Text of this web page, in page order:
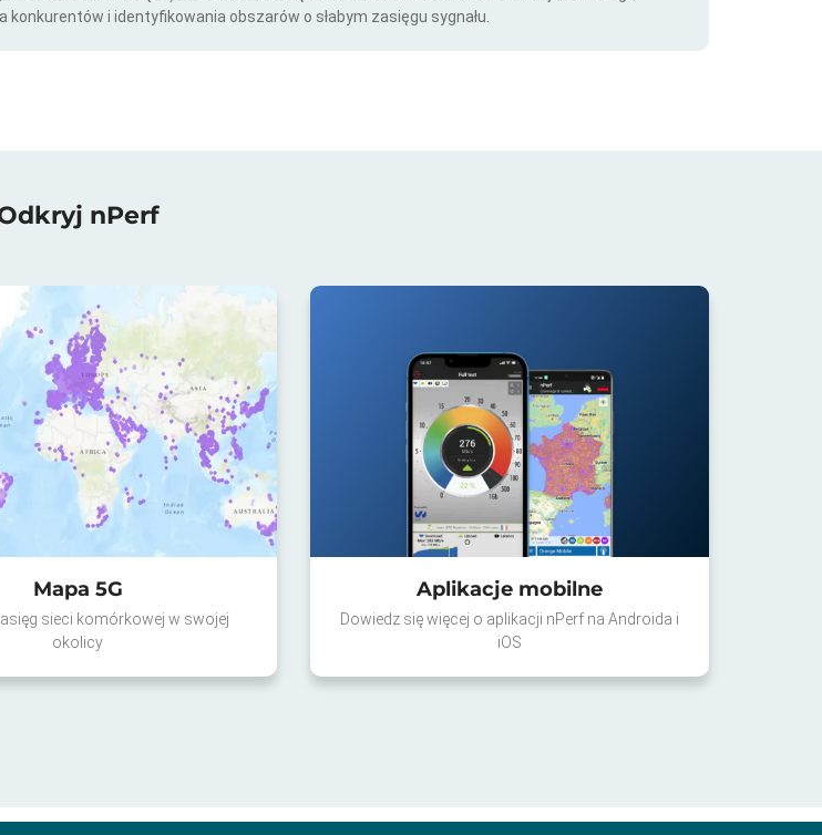
konkurentów i identyfikowania obszarów o słabym zasięgu sygnału.
nPerf
Mapa 5G
sieci komórkowej w swojej
okolicy
Aplikacje mobilne
Dowiedz się więcej o aplikacji nPerf na Androida i
iOS